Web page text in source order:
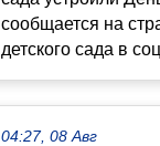
сообщается на
детского сада в
04:27, 08 Авг